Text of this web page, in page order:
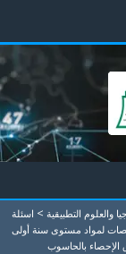
والعلوم التطبيقية > اسئلة
لمواد مستوى سنة أولى